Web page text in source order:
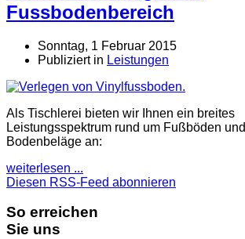
Fussbodenbereich
Sonntag, 1 Februar 2015
Publiziert in Leistungen
Als Tischlerei bieten wir Ihnen ein breites
Leistungsspektrum rund um Fußböden und
Bodenbeläge an:
weiterlesen ...
Diesen RSS-Feed abonnieren
So erreichen
Sie uns